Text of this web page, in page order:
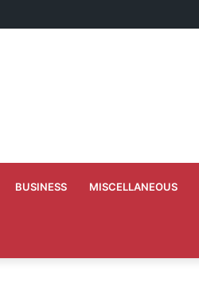
को दी गयी नवीन पदस्थापना
BUSINESS MISCELLANEOUS